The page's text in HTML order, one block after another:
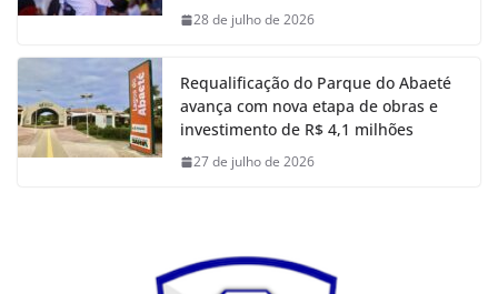
28 de julho de 2026
Requalificação do Parque do Abaeté
avança com nova etapa de obras e
investimento de R$ 4,1 milhões
27 de julho de 2026